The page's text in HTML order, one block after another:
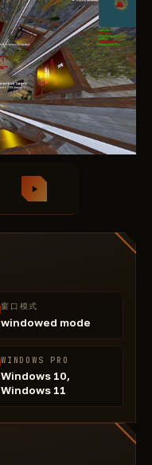
窗口模式
windowed mode
WINDOWS PRO
Windows 10,
Windows 11